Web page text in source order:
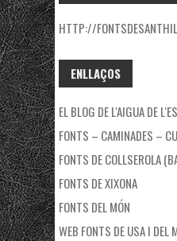
HTTP://
ENLLAÇOS
EL BLOG DE L'AIGUA DE
FONTS – CAMINADES –
FONTS DE COLLSEROLA
FONTS DE XIXONA
FONTS DEL MÓN
WEB FONTS DE USA I DEL